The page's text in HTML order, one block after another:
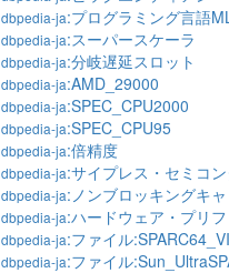
dbpedia-ja:プログラミング言語
dbpedia-ja:スーパースケーラ
dbpedia-ja:分岐遅延スロット
dbpedia-ja:AMD_29000
dbpedia-ja:SPEC_CPU2000
dbpedia-ja:SPEC_CPU95
dbpedia-ja:倍精度
dbpedia-ja:サイプレス・セミコ
dbpedia-ja:ノンブロッキングキ
dbpedia-ja:ハードウェア・プリ
dbpedia-ja:ファイル
dbpedia-ja:ファイル